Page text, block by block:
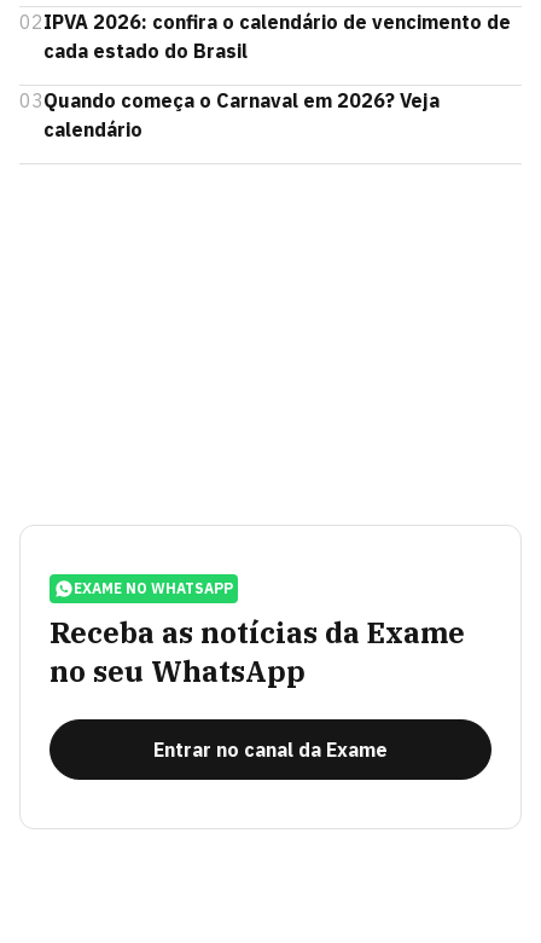
02IPVA 2026: confira o calendário de vencimento de
cada estado do Brasil
03Quando começa o Carnaval em 2026? Veja
calendário
EXAME NO WHATSAPP
Receba as notícias da Exame
no seu WhatsApp
Entrar no canal da Exame